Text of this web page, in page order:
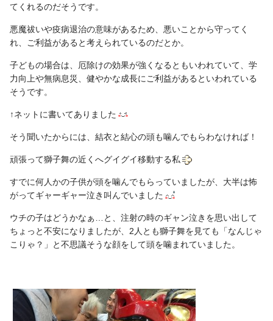
てくれるのだそうです。
悪魔祓いや疫病退治の意味があるため、悪いことから守ってく
れ、ご利益があると考えられているのだとか。
子どもの場合は、厄除けの効果が強くなるともいわれていて、学
力向上や無病息災、健やかな成長にご利益があるといわれている
そうです。
↑ネットに書いてありました
そう聞いたからには、結衣と結心の頭も噛んでもらわなければ！
頑張って獅子舞の近くへグイグイ移動する私
すでに何人かの子供が頭を噛んでもらっていましたが、大半は怖
がってギャーギャー泣き叫んでいました
ウチの子はどうかなぁ…と、注射の時のギャン泣きを思い出して
ちょっと不安になりましたが、2人とも獅子舞を見ても「なんじゃ
こりゃ？」と不思議そうな顔をして頭を噛まれていました。